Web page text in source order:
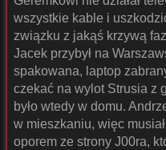
wszystkie kable i
związku z jakąś krzywą
Jacek przybył na
spakowana, laptop
czekać na wylot Strusia z
było wtedy w domu.
w mieszkaniu, więc
oporem ze strony J00ra,